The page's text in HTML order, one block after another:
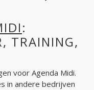
:
TRAINING,
voor Agenda Midi.
in andere bedrijven